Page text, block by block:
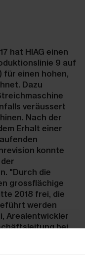
hat HIAG einen
9 auf
für einen hohen,
Dazu
veräussert
Nach der
Erhalt einer
konnte
"Durch die
grossflächige
2018 frei, die
werden
Arealentwickler
bei